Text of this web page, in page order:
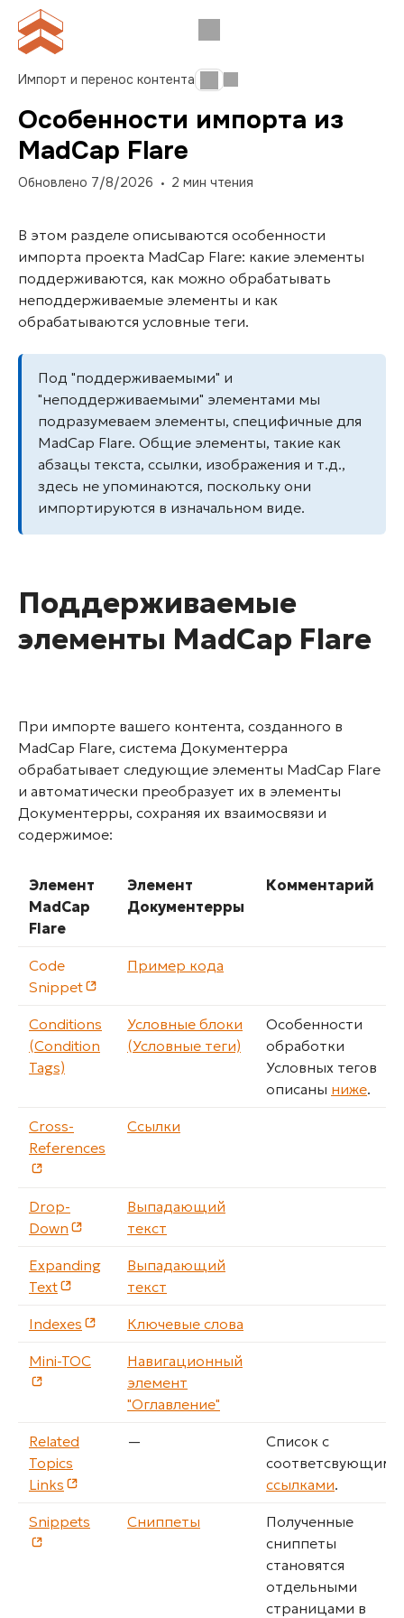
Импорт и перенос контента
Особенности импорта из
MadCap Flare
Обновлено 7/8/2026 2 мин чтения
В этом разделе описываются особенности
импорта проекта MadCap Flare: какие элементы
поддерживаются, как можно обрабатывать
неподдерживаемые элементы и как
обрабатываются условные теги.
Под "поддерживаемыми" и
"неподдерживаемыми" элементами мы
подразумеваем элементы, специфичные для
MadCap Flare. Общие элементы, такие как
абзацы текста, ссылки, изображения и т.д.,
здесь не упоминаются, поскольку они
импортируются в изначальном виде.
Поддерживаемые
элементы MadCap Flare
При импорте вашего контента, созданного в
MadCap Flare, система Документерра
обрабатывает следующие элементы MadCap Flare
и автоматически преобразует их в элементы
Документерры, сохраняя их взаимосвязи и
содержимое:
Элемент
MadCap
Flare
Элемент
Документерры
Комментарий
Code
Snippet
Пример кода
Conditions
(Condition
Tags)
Условные блоки
(Условные теги)
Особенности
обработки
Условных тегов
описаны ниже.
Cross-
References
Ссылки
Drop-
Down
Выпадающий
текст
Expanding
Text
Выпадающий
текст
Indexes Ключевые слова
Mini-TOC
Навигационный
элемент
"Оглавление"
Related
Topics
Links
—
Список с
соответсвующими
ссылками.
Snippets Сниппеты
Полученные
сниппеты
становятся
отдельными
страницами в